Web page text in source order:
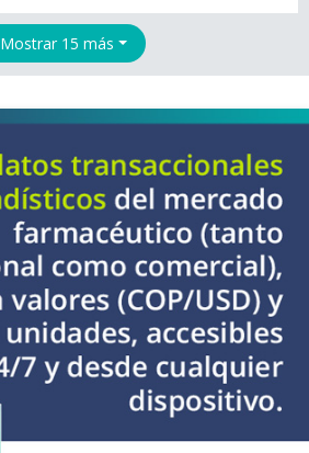
Mostrar 15 más